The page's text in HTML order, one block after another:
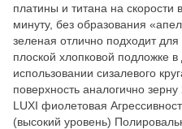
платины и титана на
минуту, без образования
зеленая отлично подходит
плоской хлопковой подложке
использовании сизалевого
поверхность аналогично
LUXI фиолетовая
(высокий уровень)